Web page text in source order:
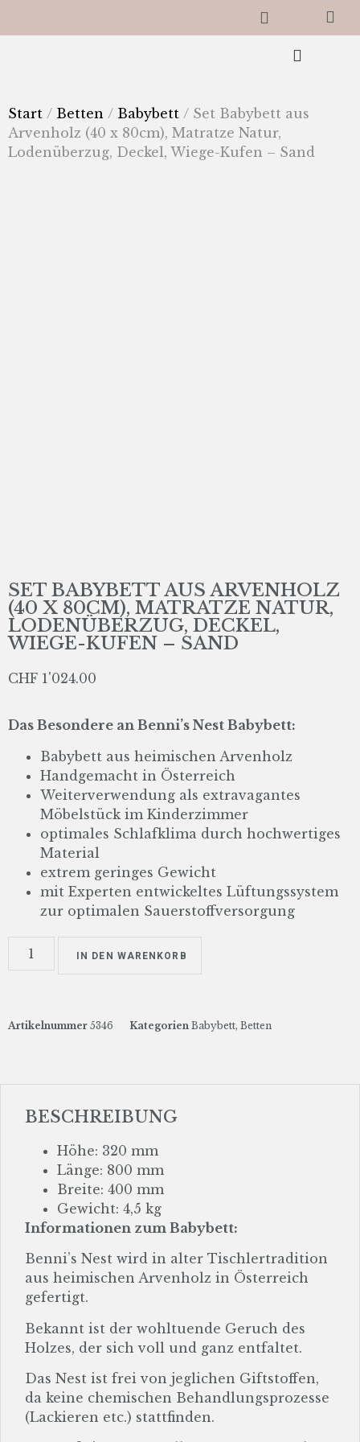
Start / Betten / Babybett / Set Babybett aus
Arvenholz (40 x 80cm), Matratze Natur,
Lodenüberzug, Deckel, Wiege-Kufen – Sand
SET BABYBETT AUS ARVENHOLZ
(40 X 80CM), MATRATZE NATUR,
LODENÜBERZUG, DECKEL,
WIEGE-KUFEN – SAND
CHF 1'024.00
Das Besondere an Benni’s Nest Babybett:
Babybett aus heimischen Arvenholz
Handgemacht in Österreich
Weiterverwendung als extravagantes
Möbelstück im Kinderzimmer
optimales Schlafklima durch hochwertiges
Material
extrem geringes Gewicht
mit Experten entwickeltes Lüftungssystem
zur optimalen Sauerstoffversorgung
IN DEN WARENKORB
Artikelnummer 5346 Kategorien Babybett, Betten
BESCHREIBUNG
Höhe: 320 mm
Länge: 800 mm
Breite: 400 mm
Gewicht: 4,5 kg
Informationen zum Babybett:
Benni’s Nest wird in alter Tischlertradition
aus heimischen Arvenholz in Österreich
gefertigt.
Bekannt ist der wohltuende Geruch des
Holzes, der sich voll und ganz entfaltet.
Das Nest ist frei von jeglichen Giftstoffen,
da keine chemischen Behandlungsprozesse
(Lackieren etc.) stattfinden.